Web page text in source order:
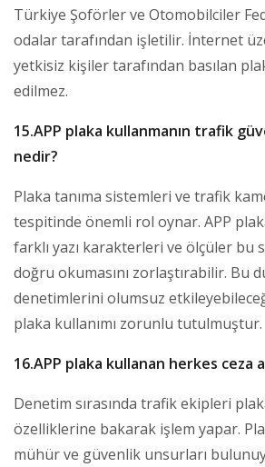
Türkiye Şoförler ve Otomobilciler
odalar tarafından işletilir. İnternet
yetkisiz kişiler tarafından basılan
edilmez.
15.APP plaka kullanmanın trafik
nedir?
Plaka tanıma sistemleri ve trafik
tespitinde önemli rol oynar. APP
farklı yazı karakterleri ve ölçüler bu
doğru okumasını zorlaştırabilir. Bu
denetimlerini olumsuz
plaka kullanımı zorunlu tutulmuştur.
16.APP plaka kullanan herkes ceza
Denetim sırasında trafik ekipleri
özelliklerine bakarak işlem yapar.
mühür ve güvenlik unsurları